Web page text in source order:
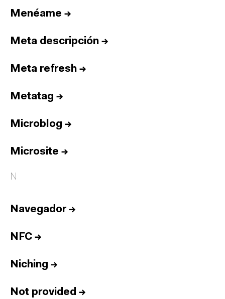
Menéame →
Meta descripción →
Meta refresh →
Metatag →
Microblog →
Microsite →
N
Navegador→
NFC →
Niching →
Not provided →